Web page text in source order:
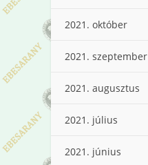
2021. október
2021. szeptember
2021. augusztus
2021. július
2021. június